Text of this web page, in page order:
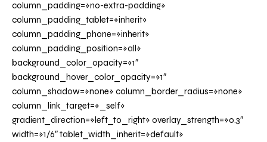
column_padding=»no-extra-padding»
column_padding_tablet=»inherit»
column_padding_phone=»inherit»
column_padding_position=»all»
background_color_opacity=»1″
background_hover_color_opacity=»1″
column_shadow=»none» column_border_radius=»none»
column_link_target=»_self»
gradient_direction=»left_to_right» overlay_strength=»0.3″
width=»1/6″ tablet_width_inherit=»default»